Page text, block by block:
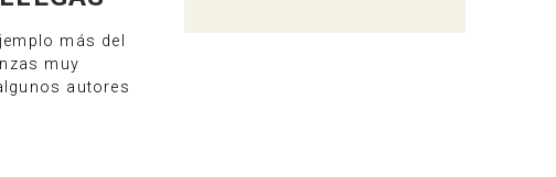
más del
muy
autores